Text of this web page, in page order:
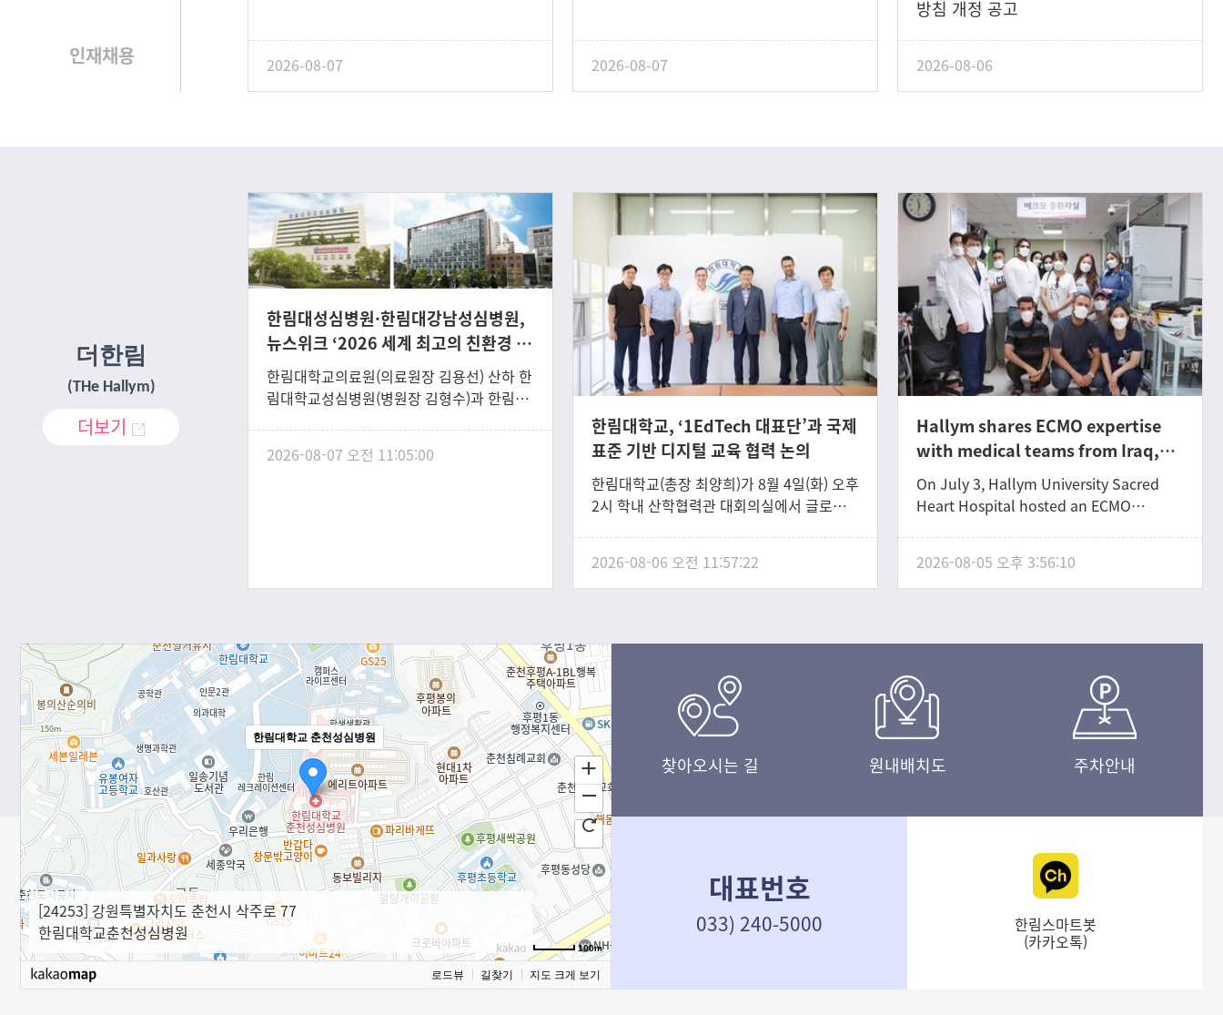
인재채용
2026-08-07 2026-08-07
방침 개정 공고
2026-08-06
더한림
(THe Hallym)
더보기
한림대성심병원·한림대강남성심병원,
뉴스위크 ‘2026 세계 최고의 친환경 병
원’ 선정
한림대학교의료원(의료원장 김용선) 산하 한
림대학교성심병원(병원장 김형수)과 한림대
‘2026 세계 최고의 친환경 병원(World’s
2026-08-07 오전 11:05:00
한림대학교, ‘1EdTech 대표단’과 국제
표준 기반 디지털 교육 협력 논의
한림대학교(총장 최양희)가 8월 4일(화) 오후
2시 학내 산학협력관 대회의실에서 글로벌
력을 논의했다. 한림대학교는 국내대학으로
스 반스(Curtiss Barnes) 1EdTech 최고경
영자(CEO)와 팀 쿠퍼(Tim Couper) 최고아
키텍트 겸 부최고기술책임자(Chief
Architect & Associate C
2026-08-06 오전 11:57:22
Hallym shares ECMO expertise
with medical teams from Iraq,
Kyrgyzstan, and Mongolia
On July 3, Hallym University Sacred
Heart Hospital hosted an ECMO
program for 10 visiting healthcare
2026-08-05 오후 3:56:10
[24253] 강원특별자치도 춘천시 삭주로 77
한림대학교춘천성심병원
한림대학교 춘천성심병원
100m
로드뷰 길찾기 지도 크게 보기
찾아오시는 길 원내배치도 주차안내
대표번호
033) 240-5000
한림스마트봇
(카카오톡)